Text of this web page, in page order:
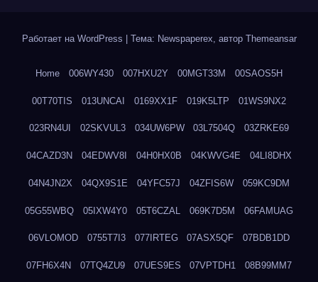
Работает на WordPress Тема: Newspaperex, автор Themeansar
Home 006WY430 007HXU2Y 00MGT33M 00SAOS5H
00T70TIS 013UNCAI 0169XX1F 019K5LTP 01WS9NX2
023RN4UI 02SKVUL3 034UW6PW 03L7504Q 03ZRKE69
04CAZD3N 04EDWV8I 04H0HX0B 04KWVG4E 04LI8DHX
04N4JN2X 04QX9S1E 04YFC57J 04ZFIS6W 059KC9DM
05G55WBQ 05IXW4Y0 05T6CZAL 069K7D5M 06FAMUAG
06VLOMOD 0755T7I3 077IRTEG 07ASX5QF 07BDB1DD
07FH6X4N 07TQ4ZU9 07UES9ES 07VPTDH1 08B99MM7